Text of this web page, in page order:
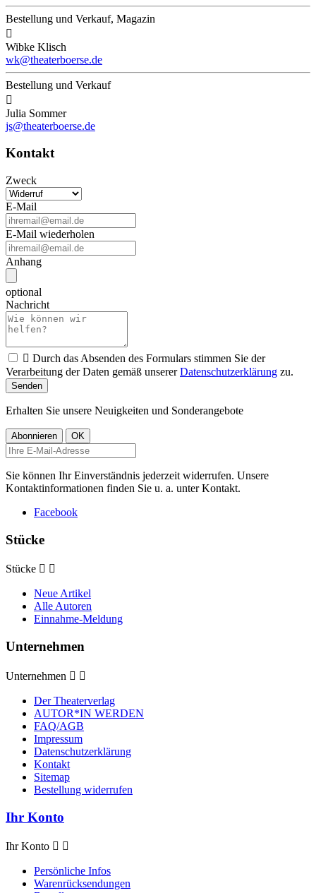
Bestellung und Verkauf, Magazin

Wibke Klisch
wk@theaterboerse.de
Bestellung und Verkauf

Julia Sommer
js@theaterboerse.de
Kontakt
Zweck
E-Mail
E-Mail wiederholen
Anhang
optional
Nachricht
 Durch das Absenden des Formulars stimmen Sie der
Verarbeitung der Daten gemäß unsererDatenschutzerklärung zu.
Erhalten Sie unsere Neuigkeiten und Sonderangebote
Sie können Ihr Einverständnis jederzeit widerrufen. Unsere
Kontaktinformationen finden Sie u. a. unter Kontakt.
Facebook
Stücke
Stücke  
Neue Artikel
Alle Autoren
Einnahme-Meldung
Unternehmen
Unternehmen  
Der Theaterverlag
AUTOR*IN WERDEN
FAQ/AGB
Impressum
Datenschutzerklärung
Kontakt
Sitemap
Bestellung widerrufen
Ihr Konto
Ihr Konto  
Persönliche Infos
Warenrücksendungen